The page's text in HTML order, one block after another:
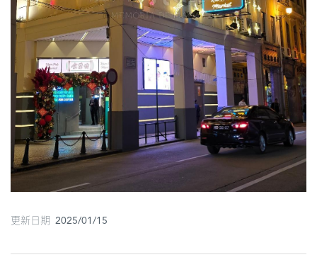
士
堂
街
市
更新日期 2025/01/15